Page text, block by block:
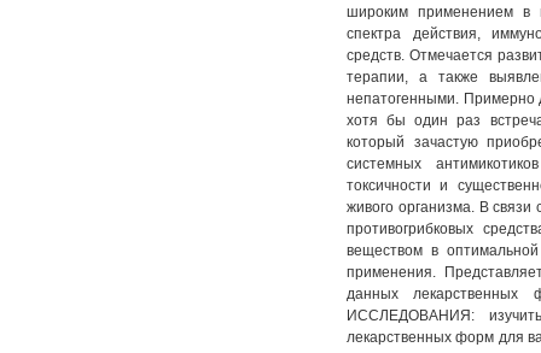
широким применением в
спектра действия,
средств. Отмечается
терапии, а также
непатогенными. Примерно
хотя бы один раз
который зачастую
системных
токсичности и
живого организма. В
противогрибковых
веществом в
применения.
данных
ИССЛЕДОВАНИЯ: изучить
лекарственных форм для